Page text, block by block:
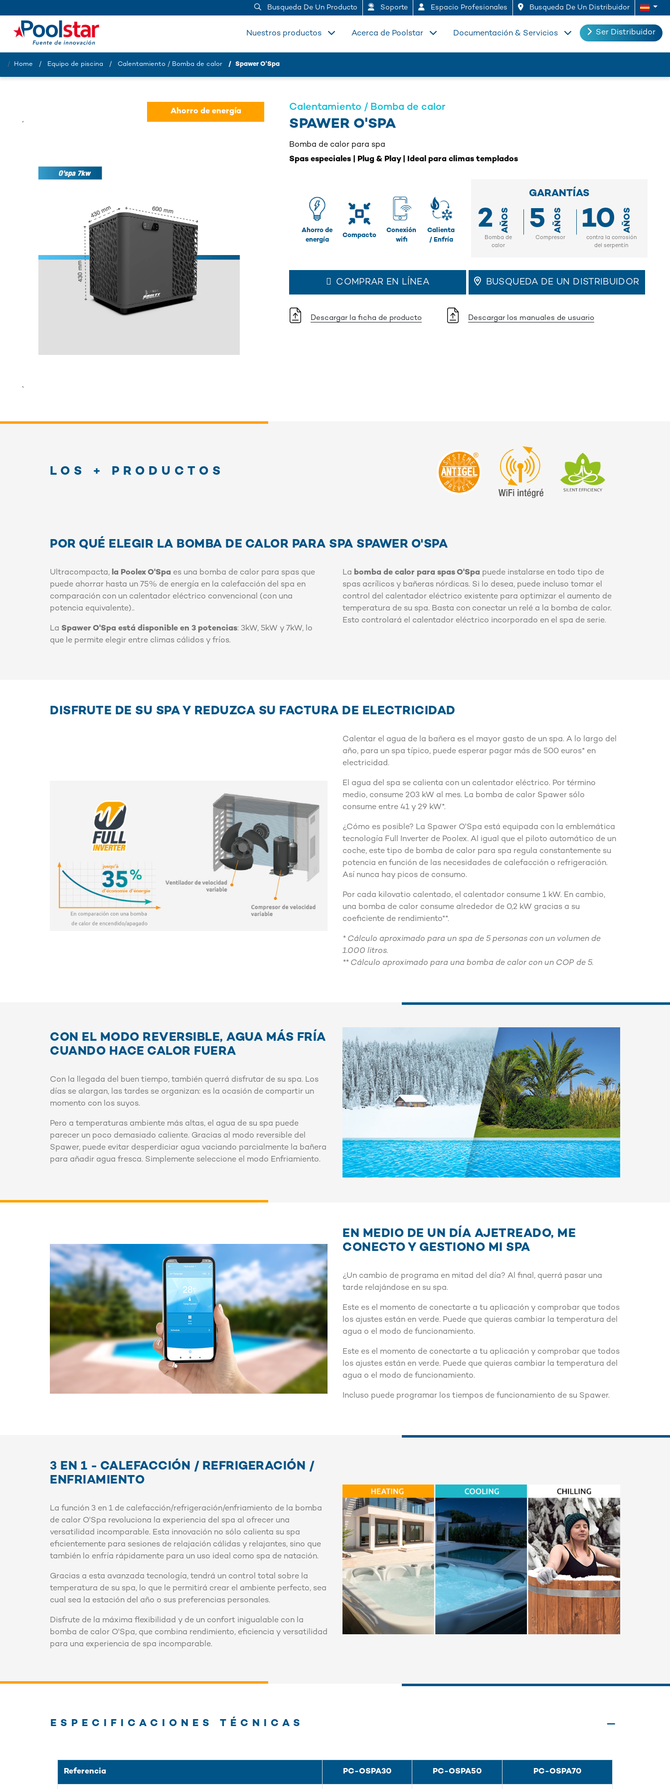
Busqueda De Un Producto Soporte Espacio Profesionales Busqueda De Un Distribuidor
Ser Distribuidor
Documentación & Servicios
Acerca de Poolstar
Nuestros productos
Home Equipo de piscina Calentamiento / Bomba de calor Spawer O'Spa
Ahorro de energía Calentamiento / Bomba de calor
SPAWER O'SPA
Bomba de calor para spa
Spas especiales | Plug & Play | Ideal para climas templados
Ahorro de
energía
Compacto
Conexión
wifi
Calienta
/ Enfría
GARANTÍAS
2 AÑOS
Bomba de
calor
5 AÑOS
Compresor
10 AÑOS
contra la corrosión
del serpentín
COMPRAR EN LÍNEA BUSQUEDA DE UN DISTRIBUIDOR
Descargar la ficha de producto Descargar los manuales de usuario
LOS + PRODUCTOS
POR QUÉ ELEGIR LA BOMBA DE CALOR PARA SPA SPAWER O'SPA
Ultracompacta, la Poolex O'Spa es una bomba de calor para spas que
puede ahorrar hasta un 75% de energía en la calefacción del spa en
comparación con un calentador eléctrico convencional (con una
potencia equivalente)..
La Spawer O'Spa está disponible en 3 potencias: 3kW, 5kW y 7kW, lo
que le permite elegir entre climas cálidos y fríos.
La bomba de calor para spas O'Spa puede instalarse en todo tipo de
spas acrílicos y bañeras nórdicas. Si lo desea, puede incluso tomar el
control del calentador eléctrico existente para optimizar el aumento de
temperatura de su spa. Basta con conectar un relé a la bomba de calor.
Esto controlará el calentador eléctrico incorporado en el spa de serie.
DISFRUTE DE SU SPA Y REDUZCA SU FACTURA DE ELECTRICIDAD
Calentar el agua de la bañera es el mayor gasto de un spa. A lo largo del
año, para un spa típico, puede esperar pagar más de 500 euros* en
electricidad.
El agua del spa se calienta con un calentador eléctrico. Por término
medio, consume 203 kW al mes. La bomba de calor Spawer sólo
consume entre 41 y 29 kW*.
¿Cómo es posible? La Spawer O'Spa está equipada con la emblemática
tecnología Full Inverter de Poolex. Al igual que el piloto automático de un
coche, este tipo de bomba de calor para spa regula constantemente su
potencia en función de las necesidades de calefacción o refrigeración.
Así nunca hay picos de consumo.
Por cada kilovatio calentado, el calentador consume 1 kW. En cambio,
una bomba de calor consume alrededor de 0,2 kW gracias a su
coeficiente de rendimiento**.
* Cálculo aproximado para un spa de 5 personas con un volumen de
1.000 litros.
** Cálculo aproximado para una bomba de calor con un COP de 5.
CON EL MODO REVERSIBLE, AGUA MÁS FRÍA
CUANDO HACE CALOR FUERA
Con la llegada del buen tiempo, también querrá disfrutar de su spa. Los
días se alargan, las tardes se organizan: es la ocasión de compartir un
momento con los suyos.
Pero a temperaturas ambiente más altas, el agua de su spa puede
parecer un poco demasiado caliente. Gracias al modo reversible del
Spawer, puede evitar desperdiciar agua vaciando parcialmente la bañera
para añadir agua fresca. Simplemente seleccione el modo Enfriamiento.
EN MEDIO DE UN DÍA AJETREADO, ME
CONECTO Y GESTIONO MI SPA
¿Un cambio de programa en mitad del día? Al final, querrá pasar una
tarde relajándose en su spa.
Este es el momento de conectarte a tu aplicación y comprobar que todos
los ajustes están en verde. Puede que quieras cambiar la temperatura del
agua o el modo de funcionamiento.
Este es el momento de conectarte a tu aplicación y comprobar que todos
los ajustes están en verde. Puede que quieras cambiar la temperatura del
agua o el modo de funcionamiento.
Incluso puede programar los tiempos de funcionamiento de su Spawer.
3 EN 1 - CALEFACCIÓN / REFRIGERACIÓN /
ENFRIAMIENTO
La función 3 en 1 de calefacción/refrigeración/enfriamiento de la bomba
de calor O'Spa revoluciona la experiencia del spa al ofrecer una
versatilidad incomparable. Esta innovación no sólo calienta su spa
eficientemente para sesiones de relajación cálidas y relajantes, sino que
también lo enfría rápidamente para un uso ideal como spa de natación.
Gracias a esta avanzada tecnología, tendrá un control total sobre la
temperatura de su spa, lo que le permitirá crear el ambiente perfecto, sea
cual sea la estación del año o sus preferencias personales.
Disfrute de la máxima flexibilidad y de un confort inigualable con la
bomba de calor O'Spa, que combina rendimiento, eficiencia y versatilidad
para una experiencia de spa incomparable.
ESPECIFICACIONES TÉCNICAS
Referencia PC-OSPA30 PC-OSPA50 PC-OSPA70